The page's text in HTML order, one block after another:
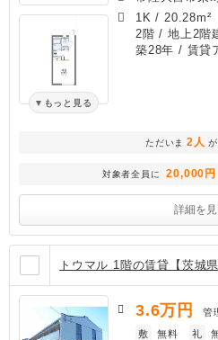
もっと見る
1K / 20.28m²
2階 / 地上2階
築28年 / 賃貸
ただいま 2人
対象者全員に 20,000円
詳細を
トウマル 1階の賃貸【茨城
3.6万円 管
敷
無料 礼